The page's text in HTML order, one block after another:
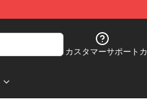
カスタマーサポート